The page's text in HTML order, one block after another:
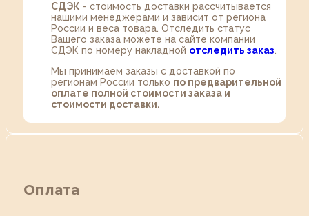
СДЭК - стоимость доставки рассчитывается
нашими менеджерами и зависит от региона
России и веса товара. Отследить статус
Вашего заказа можете на сайте компании
СДЭК по номеру накладной отследить заказ
Мы принимаем заказы с доставкой по
регионам России только по предварительной
оплате полной стоимости заказа и
стоимости доставки.
Оплата